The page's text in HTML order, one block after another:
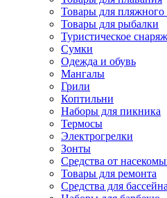
Товары для пляжного
Товары для рыбалки
Туристическое
Сумки
Одежда и обувь
Мангалы
Грили
Коптильни
Наборы для пикника
Термосы
Электрогрелки
Зонты
Средства от
Товары для ремонта
Средства для бассейна